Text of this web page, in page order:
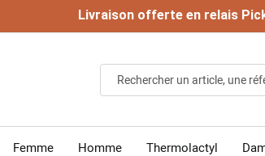
Livraison offerte en relais
Femme Homme Thermolactyl